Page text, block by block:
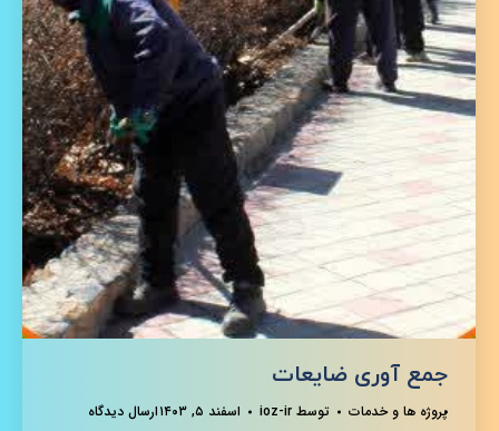
جمع آوری ضایعات
پروژه ها و خدمات توسط ioz-ir اسفند ۵, ۱۴۰۳ ارسال دیدگاه